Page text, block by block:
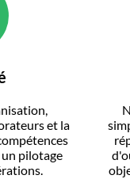
et la
pilotage